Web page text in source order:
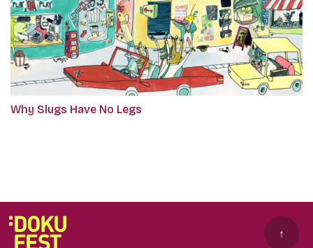
Why Slugs Have No Legs
↑